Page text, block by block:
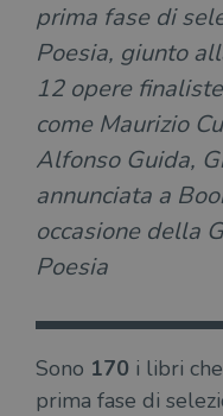
prima fase di
Poesia, giunto
12 opere
come Maurizio
Alfonso Guida,
annunciata a
occasione della
Poesia
Sono 170 i libri
prima fase di